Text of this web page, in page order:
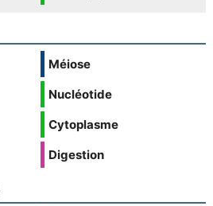
Méiose
Nucléotide
Cytoplasme
Digestion